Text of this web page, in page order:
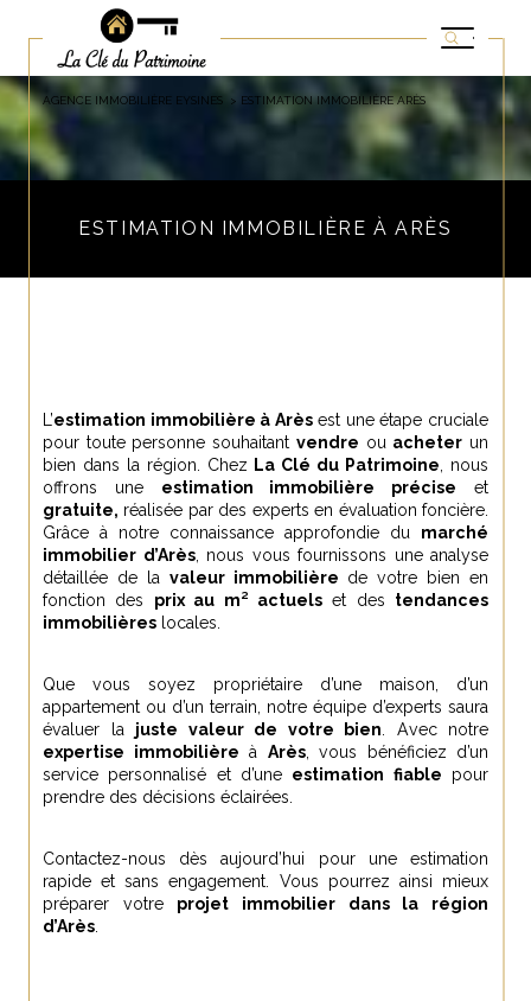
AGENCE IMMOBILIÈRE EYSINES ESTIMATION IMMOBILIÈRE ARÈS
ESTIMATION IMMOBILIÈRE À ARÈS
L’estimation immobilière à Arèsest une étape cruciale
pour toute personne souhaitant vendre ou acheter un
bien dans la région. Chez La Clé du Patrimoine , nous
offrons une estimation immobilière précise et
gratuite, réalisée par des experts en évaluation foncière.
Grâce à notre connaissance approfondie du marché
immobilier d’Arès, nous vous fournissons une analyse
détaillée de la valeur immobilière de votre bien en
fonction des prix au m² actuelset des tendances
immobilières locales.
Que vous soyez propriétaire d’une maison, d’un
appartement ou d’un terrain, notre équipe d’experts saura
évaluer la juste valeur de votre bien . Avec notre
expertise immobilière à Arès, vous bénéficiez d’un
service personnalisé et d’une estimation fiable pour
prendre des décisions éclairées.
Contactez-nous dès aujourd’hui pour une estimation
rapide et sans engagement. Vous pourrez ainsi mieux
préparer votre projet immobilier dans la région
d’Arès